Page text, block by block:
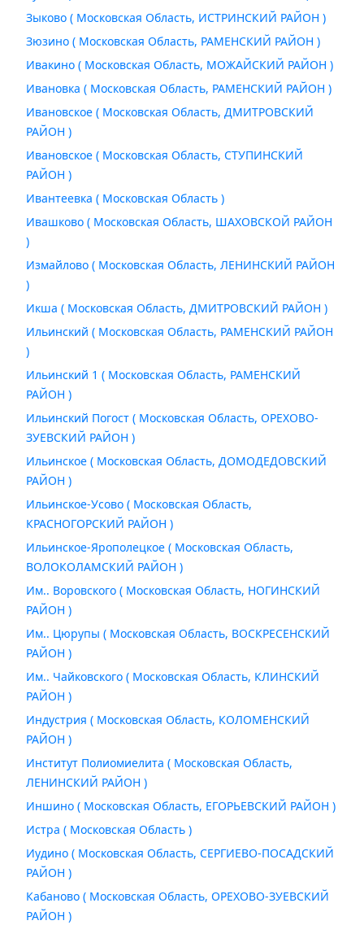
Зыково ( Московская Область, ИСТРИНСКИЙ РАЙОН )
Зюзино ( Московская Область, РАМЕНСКИЙ РАЙОН )
Ивакино ( Московская Область, МОЖАЙСКИЙ РАЙОН )
Ивановка ( Московская Область, РАМЕНСКИЙ РАЙОН )
Ивановское ( Московская Область, ДМИТРОВСКИЙ
РАЙОН )
Ивановское ( Московская Область, СТУПИНСКИЙ
РАЙОН )
Ивантеевка ( Московская Область )
Ивашково ( Московская Область, ШАХОВСКОЙ РАЙОН
)
Измайлово ( Московская Область, ЛЕНИНСКИЙ РАЙОН
)
Икша ( Московская Область, ДМИТРОВСКИЙ РАЙОН )
Ильинский ( Московская Область, РАМЕНСКИЙ РАЙОН
)
Ильинский 1 ( Московская Область, РАМЕНСКИЙ
РАЙОН )
Ильинский Погост ( Московская Область, ОРЕХОВО-
ЗУЕВСКИЙ РАЙОН )
Ильинское ( Московская Область, ДОМОДЕДОВСКИЙ
РАЙОН )
Ильинское-Усово ( Московская Область,
КРАСНОГОРСКИЙ РАЙОН )
Ильинское-Ярополецкое ( Московская Область,
ВОЛОКОЛАМСКИЙ РАЙОН )
Им.. Воровского ( Московская Область, НОГИНСКИЙ
РАЙОН )
Им.. Цюрупы ( Московская Область, ВОСКРЕСЕНСКИЙ
РАЙОН )
Им.. Чайковского ( Московская Область, КЛИНСКИЙ
РАЙОН )
Индустрия ( Московская Область, КОЛОМЕНСКИЙ
РАЙОН )
Институт Полиомиелита ( Московская Область,
ЛЕНИНСКИЙ РАЙОН )
Иншино ( Московская Область, ЕГОРЬЕВСКИЙ РАЙОН )
Истра ( Московская Область )
Иудино ( Московская Область, СЕРГИЕВО-ПОСАДСКИЙ
РАЙОН )
Кабаново ( Московская Область, ОРЕХОВО-ЗУЕВСКИЙ
РАЙОН )